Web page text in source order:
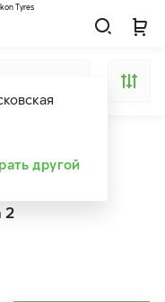
другой
Tyres
фильтров
2